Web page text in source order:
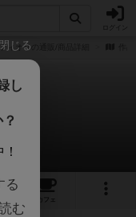
ィオリの通販/商品詳細
カフェ
閉じる
し
る
む